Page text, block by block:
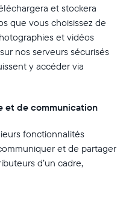
et stockera
que vous choisissez de
et vidéos
nos serveurs sécurisés
y accéder via
et de communication
fonctionnalités
et de partager
d’un cadre,